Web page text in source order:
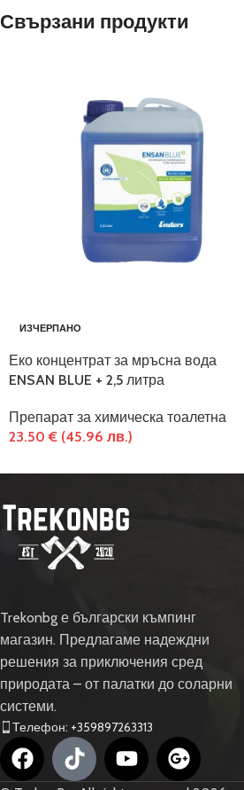
Свързани продукти
ИЗЧЕРПАНО
Еко концентрат за мръсна вода
ENSAN BLUE + 2,5 литра
Препарат за химическа тоалетна
23.50€ (45.96 лв.)
Trekonbg е български къмпинг
магазин. Предлагаме надеждни
решения за приключения сред
природата – от палатки до соларни
системи.
Телефон: +359897263313